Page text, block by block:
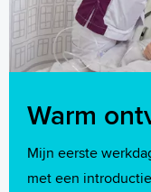
Warm
Mijn eerste
met een